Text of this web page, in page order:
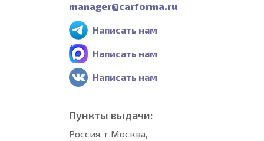
manager@carforma.ru
Написать нам
Написать нам
Написать нам
Пункты выдачи:
Россия, г.Москва,